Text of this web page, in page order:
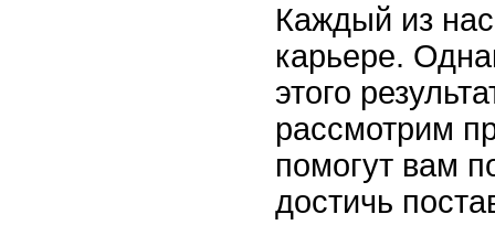
Каждый из
карьере.
этого
рассмотрим
помогут вам
достичь